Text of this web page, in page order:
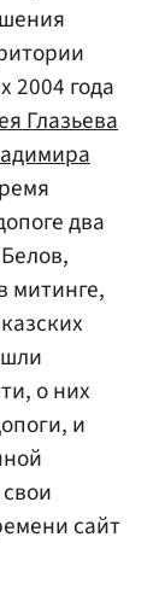
2004 года
Глазьева
два
митинге,
о них
и
сайт